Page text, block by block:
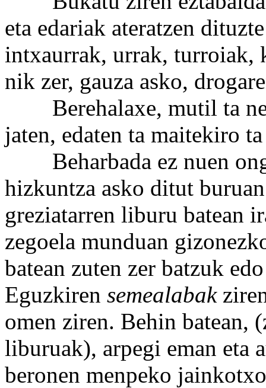
eta edariak ateratzen
intxaurrak, urrak, turroiak,
nik zer, gauza asko,
Berehalaxe, mutil ta
jaten, edaten ta maitekiro
Beharbada ez nuen
hizkuntza asko ditut
greziatarren liburu batean
zegoela munduan
batean zuten zer batzuk
Eguzkiren semealabak
omen ziren. Behin batean,
liburuak), arpegi eman eta
beronen menpeko